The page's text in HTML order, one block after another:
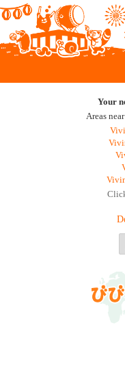
Your
Areas